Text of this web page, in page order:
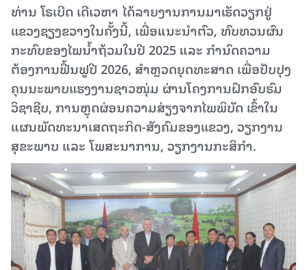
ທ່ານ ໂຣເບີດ ເດີເວຫາ ໄດ້ລາຍງານການມາເຮັດວຽກຢູ່
ແຂວງຊຽງຂວາງໃນຄັ້ງນີ້, ເພື່ອແນະນຳຕົວ, ທົບທວນຜົນ
ກະທົບຂອງໄພນ້ຳຖ້ວມໃນປີ 2025 ແລະ ກຳນົດຄວາມ
ຕ້ອງການຟື້ນຟູປີ 2026, ສຳຫຼວດຍຸດທະສາດ ເພື່ອປັບປຸງ
ຄຸນນະພາບແຮງງານຊາວໜຸ່ມ ຜ່ານໂຄງການຝຶກອົບຮົມ
ວິຊາຊີບ, ການຫຼຸດຜ່ອນຄວາມສ່ຽງຈາກໄພພິບັດ ເຂົ້າໃນ
ແຜນພັດທະນາເສດຖະກິດ-ສັງຄົມຂອງແຂວງ, ວຽກງານ
ສຸຂະພາບ ແລະ ໂພສະນາການ, ວຽກງານກະສິກຳ.